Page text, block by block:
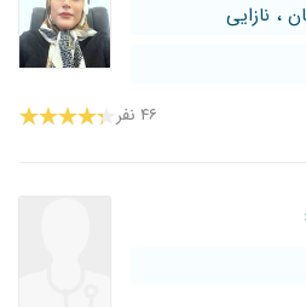
، نازایی
۴۶ نفر